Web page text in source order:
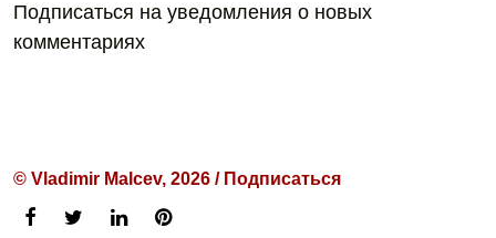
Подписаться на уведомления о новых
комментариях
© Vladimir Malcev, 2026 / Подписаться